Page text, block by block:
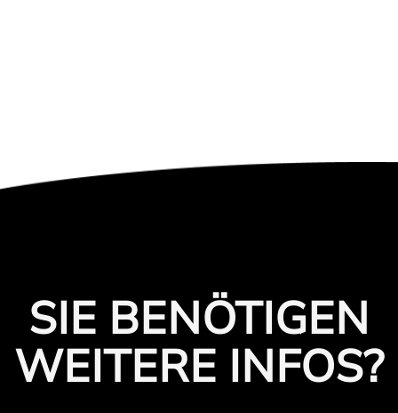
SIE BENÖTIGEN
WEITERE INFOS?